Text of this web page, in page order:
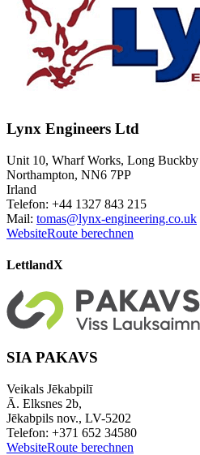
Lynx Engineers Ltd
Unit 10, Wharf Works, Long Buckby
Northampton, NN6 7PP
Irland
Telefon: +44 1327 843 215
Mail: tomas@lynx-engineering.co.uk
WebsiteRoute berechnen
LettlandX
SIA PAKAVS
Veikals Jēkabpilī
Ā. Elksnes 2b,
Jēkabpils nov., LV-5202
Telefon: +371 652 34580
WebsiteRoute berechnen